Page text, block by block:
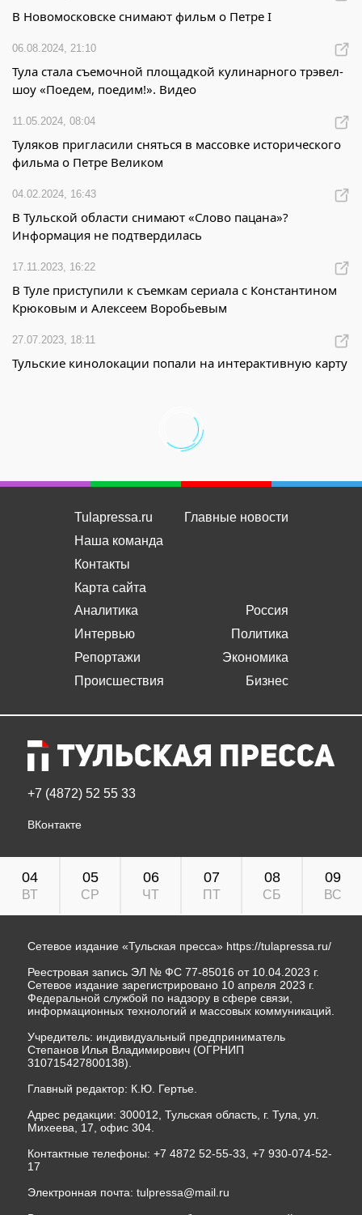
В Новомосковске снимают фильм о Петре I
06.08.2024, 21:10
Тула стала съемочной площадкой кулинарного трэвел-
шоу «Поедем, поедим!». Видео
11.05.2024, 08:04
Туляков пригласили сняться в массовке исторического
фильма о Петре Великом
04.02.2024, 16:43
В Тульской области снимают «Слово пацана»?
Информация не подтвердилась
17.11.2023, 16:22
В Туле приступили к съемкам сериала с Константином
Крюковым и Алексеем Воробьевым
27.07.2023, 18:11
Тульские кинолокации попали на интерактивную карту
Tulapressa.ru
Наша команда
Контакты
Карта сайта
Главные новости
Аналитика
Интервью
Репортажи
Происшествия
Россия
Политика
Экономика
Бизнес
+7 (4872) 52 55 33
ВКонтакте
04
ВТ
05
СР
06
ЧТ
07
ПТ
08
СБ
09
ВС
Сетевое издание «Тульская пресса» https://tulapressa.ru/
Реестровая запись ЭЛ № ФС 77-85016 от 10.04.2023 г.
Сетевое издание зарегистрировано 10 апреля 2023 г.
Федеральной службой по надзору в сфере связи,
информационных технологий и массовых коммуникаций.
Учредитель: индивидуальный предприниматель
Степанов Илья Владимирович (ОГРНИП
310715427800138).
Главный редактор: К.Ю. Гертье.
Адрес редакции: 300012, Тульская область, г. Тула, ул.
Михеева, 17, офис 304.
Контактные телефоны: +7 4872 52-55-33, +7 930-074-52-
17
Электронная почта: tulpressa@mail.ru